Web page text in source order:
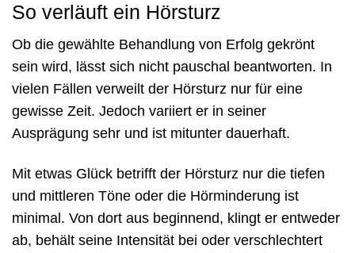
So verläuft ein Hörsturz
Ob die gewählte Behandlung von Erfolg gekrönt
sein wird, lässt sich nicht pauschal beantworten. In
vielen Fällen verweilt der Hörsturz nur für eine
gewisse Zeit. Jedoch variiert er in seiner
Ausprägung sehr und ist mitunter dauerhaft.
Mit etwas Glück betrifft der Hörsturz nur die tiefen
und mittleren Töne oder die Hörminderung ist
minimal. Von dort aus beginnend, klingt er entweder
ab, behält seine Intensität bei oder verschlechtert